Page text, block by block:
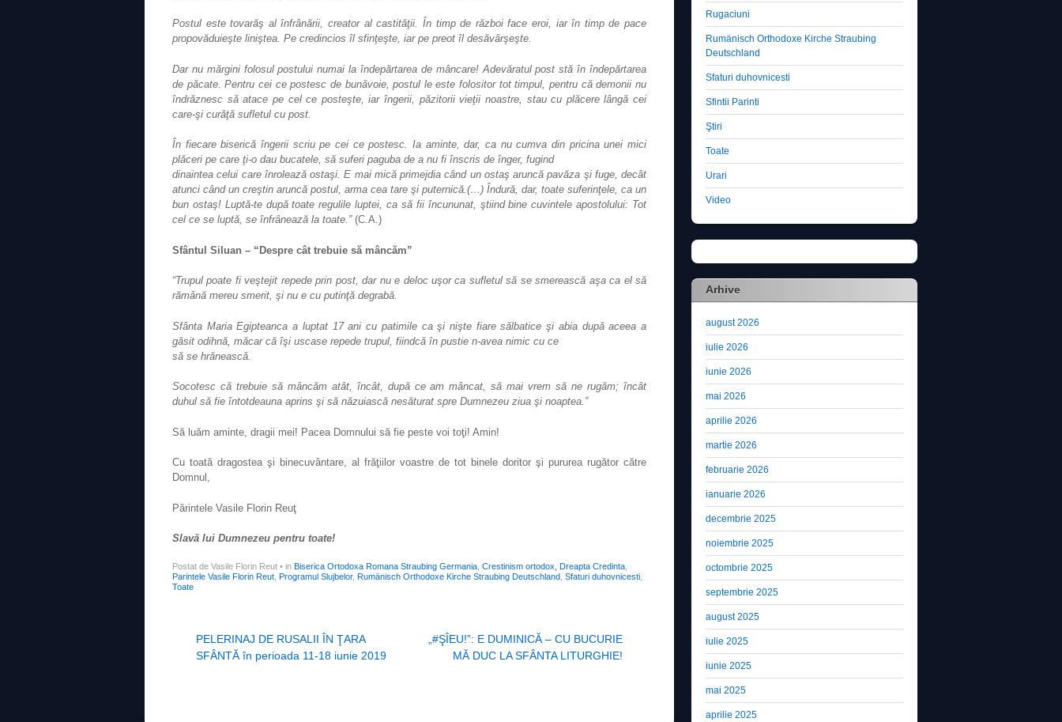
Postul este tovarăş al înfrânării, creator al castităţii. În timp de război face eroi, iar în timp de pace
propovăduieşte liniştea. Pe credincios îl sfinţeşte, iar pe preot îl desăvârşeşte.
Dar nu mărgini folosul postului numai la îndepărtarea de mâncare! Adevăratul post stă în îndepărtarea
de păcate. Pentru cei ce postesc de bunăvoie, postul le este folositor tot timpul, pentru că demonii nu
îndrăznesc să atace pe cel ce posteşte, iar îngerii, păzitorii vieţii noastre, stau cu plăcere lângă cei
care‐şi curăţă sufletul cu post.
În fiecare biserică îngerii scriu pe cei ce postesc. Ia aminte, dar, ca nu cumva din pricina unei mici
plăceri pe care ţi‐o dau bucatele, să suferi paguba de a nu fi înscris de înger, fugind
dinaintea celui care înrolează ostaşi. E mai mică primejdia când un ostaş aruncă pavăza şi fuge, decât
atunci când un creştin aruncă postul, arma cea tare şi puternică.(…) Îndură, dar, toate suferinţele, ca un
bun ostaş! Luptă‐te după toate regulile luptei, ca să fii încununat, ştiind bine cuvintele apostolului: Tot
cel ce se luptă, se înfrânează la toate.”(C.A.)
Sfântul Siluan – “Despre cât trebuie să mâncăm”
“Trupul poate fi veştejit repede prin post, dar nu e deloc uşor ca sufletul să se smerească aşa ca el să
rămână mereu smerit, şi nu e cu putinţă degrabă.
Sfânta Maria Egipteanca a luptat 17 ani cu patimile ca şi nişte fiare sălbatice şi abia după aceea a
găsit odihnă, măcar că îşi uscase repede trupul, fiindcă în pustie n‐avea nimic cu ce
să se hrănească.
Socotesc că trebuie să mâncăm atât, încât, după ce am mâncat, să mai vrem să ne rugăm; încât
duhul să fie întotdeauna aprins şi să năzuiască nesăturat spre Dumnezeu ziua şi noaptea.”
Să luăm aminte, dragii mei! Pacea Domnului să fie peste voi toţi! Amin!
Cu toată dragostea şi binecuvântare, al frăţiilor voastre de tot binele doritor şi pururea rugător către
Domnul,
Părintele Vasile Florin Reuţ
Slavă lui Dumnezeu pentru toate!
Postat de Vasile Florin Reut • in Biserica Ortodoxa Romana Straubing Germania Crestinism ortodox, Dreapta Credinta
Parintele Vasile Florin Reut Programul Slujbelor, Rumänisch Orthodoxe Kirche Straubing Deutschland Sfaturi duhovnicesti
Toate
Post navigation
PELERINAJ DE RUSALII ÎN ŢARA
SFÂNTĂ în perioada 11-18 iunie 2019
„#ŞÎEU!”: E DUMINICĂ – CU BUCURIE
MĂ DUC LA SFÂNTA LITURGHIE!
Rugaciuni
Rumänisch Orthodoxe Kirche Straubing
Deutschland
Sfaturi duhovnicesti
Sfintii Parinti
Ştiri
Toate
Urari
Video
Arhive
august 2026
iulie 2026
iunie 2026
mai 2026
aprilie 2026
martie 2026
februarie 2026
ianuarie 2026
decembrie 2025
noiembrie 2025
octombrie 2025
septembrie 2025
august 2025
iulie 2025
iunie 2025
mai 2025
aprilie 2025